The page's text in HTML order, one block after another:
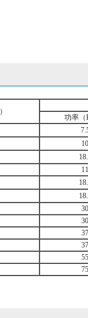
）
功率（
10
11
30
30
37
37
55
75